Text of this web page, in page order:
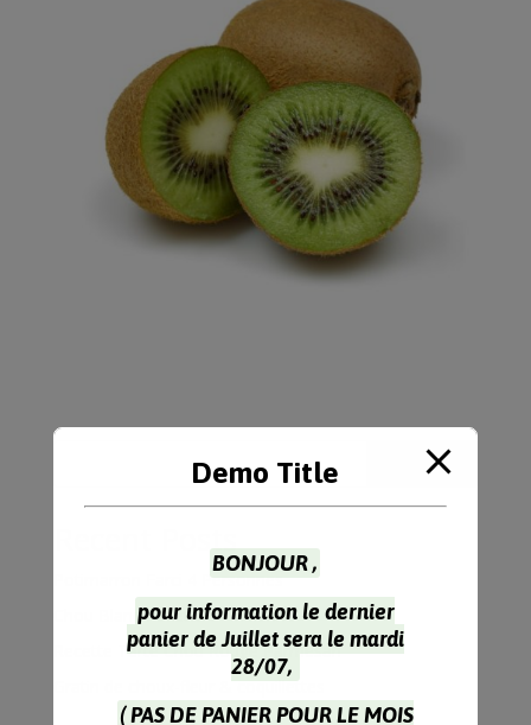
Rechercher
Recent Posts
Potimarron Farci 4 Personnes
Chou Blanc Recette à l’Indienne
Recette Tarte Chou Rouge Parmesan
Gratin de choux-fleur & coquillettes
Demo Title
BONJOUR ,
pour information le dernier
panier de Juillet sera le mardi
28/07,
( PAS DE PANIER POUR LE MOIS